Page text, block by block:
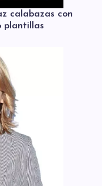
calabazas con
plantillas